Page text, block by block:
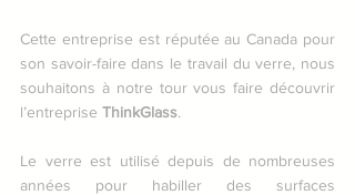
Cette entreprise est réputée au Canada pour
son savoir-faire dans le travail du verre, nous
souhaitons à notre tour vous faire découvrir
l’entreprise ThinkGlass.
Le verre est utilisé depuis de nombreuses
années pour habiller des surfaces